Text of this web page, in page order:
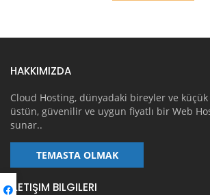
HAKKIMIZDA
Cloud Hosting, dünyadaki bireyler ve
üstün, güvenilir ve uygun fiyatlı bir Web
sunar..
TEMASTA OLMAK
İLETIŞIM BILGILERI